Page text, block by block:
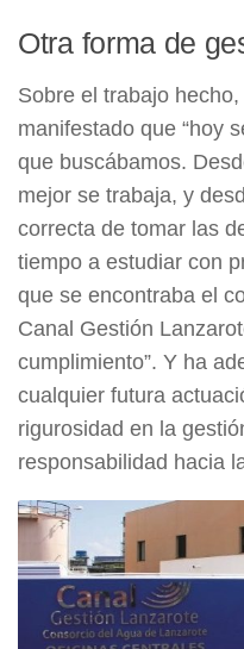
Otra forma de
Sobre el trabajo
manifestado que “hoy
que buscábamos.
mejor se trabaja, y
correcta de tomar las
tiempo a estudiar con
que se encontraba el
Canal Gestión
cumplimiento”. Y ha
cualquier futura
rigurosidad en la
responsabilidad hacia